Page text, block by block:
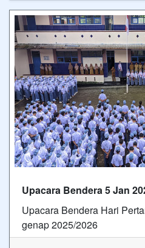
Upacara Bendera 5 Jan
Upacara Bendera Hari
genap 2025/2026